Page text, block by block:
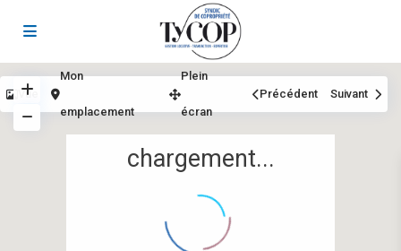
chargement...
Vue
Mon
emplacement
Plein
écran
Précédent Suivant